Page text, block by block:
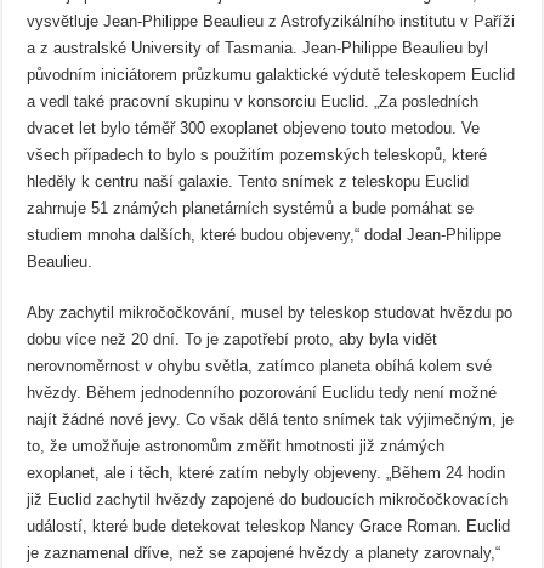
vysvětluje Jean-Philippe Beaulieu z Astrofyzikálního institutu v Paříži
a z australské University of Tasmania. Jean-Philippe Beaulieu byl
původním iniciátorem průzkumu galaktické výdutě teleskopem Euclid
a vedl také pracovní skupinu v konsorciu Euclid. „Za posledních
dvacet let bylo téměř 300 exoplanet objeveno touto metodou. Ve
všech případech to bylo s použitím pozemských teleskopů, které
hleděly k centru naší galaxie. Tento snímek z teleskopu Euclid
zahrnuje 51 známých planetárních systémů a bude pomáhat se
studiem mnoha dalších, které budou objeveny,“ dodal Jean-Philippe
Beaulieu.
Aby zachytil mikročočkování, musel by teleskop studovat hvězdu po
dobu více než 20 dní. To je zapotřebí proto, aby byla vidět
nerovnoměrnost v ohybu světla, zatímco planeta obíhá kolem své
hvězdy. Během jednodenního pozorování Euclidu tedy není možné
najít žádné nové jevy. Co však dělá tento snímek tak výjimečným, je
to, že umožňuje astronomům změřit hmotnosti již známých
exoplanet, ale i těch, které zatím nebyly objeveny. „Během 24 hodin
již Euclid zachytil hvězdy zapojené do budoucích mikročočkovacích
událostí, které bude detekovat teleskop Nancy Grace Roman. Euclid
je zaznamenal dříve, než se zapojené hvězdy a planety zarovnaly,“